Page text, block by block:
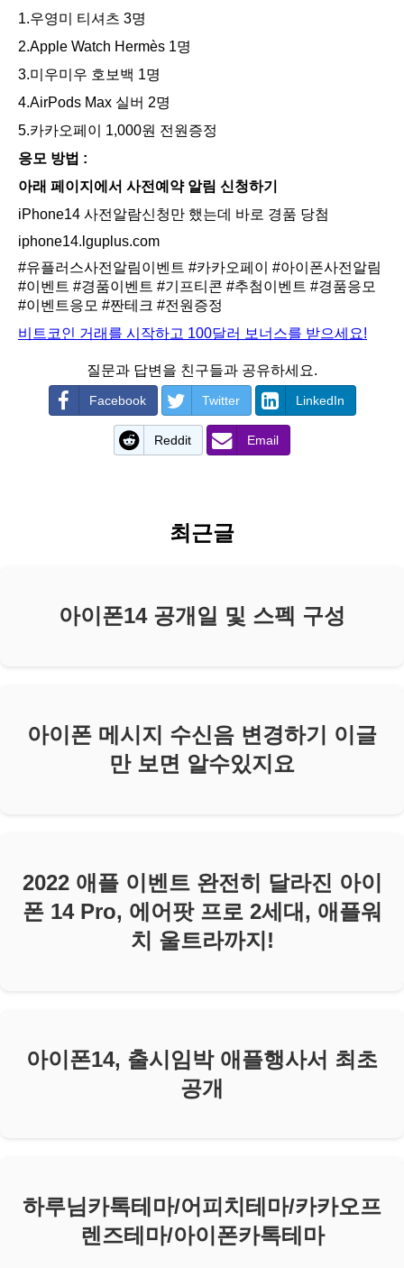
1.우영미 티셔츠 3명
2.Apple Watch Hermès 1명
3.미우미우 호보백 1명
4.AirPods Max 실버 2명
5.카카오페이 1,000원 전원증정
응모 방법 : ​
아래 페이지에서 사전예약 알림 신청하기
iPhone14 사전알람신청만 했는데 바로 경품 당첨
iphone14.lguplus.com
#유플러스사전알림이벤트 #카카오페이
#아이폰사전알림
#이벤트 #경품이벤트 #기프티콘 #추첨이벤트 #경품응모
#이벤트응모 #짠테크 #전원증정
비트코인 거래를 시작하고 100달러 보너스를 받으세요!
질문과 답변을 친구들과 공유하세요.
Facebook Twitter LinkedIn
Reddit Email
최근글
아이폰14 공개일 및 스펙 구성
아이폰 메시지 수신음 변경하기 이글
만 보면 알수있지요
2022 애플 이벤트 완전히 달라진 아이
폰 14 Pro, 에어팟 프로 2세대, 애플워
치 울트라까지!
아이폰14, 출시임박 애플행사서 최초
공개
하루님카톡테마/어피치테마/카카오프
렌즈테마/아이폰카톡테마